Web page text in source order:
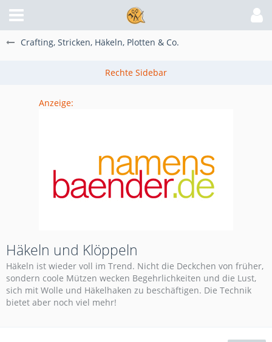
Crafting, Stricken, Häkeln, Plotten & Co.
Anzeige:
Häkeln und Klöppeln
Häkeln ist wieder voll im Trend. Nicht die Deckchen von früher,
sondern coole Mützen wecken Begehrlichkeiten und die Lust,
sich mit Wolle und Häkelhaken zu beschäftigen. Die Technik
bietet aber noch viel mehr!